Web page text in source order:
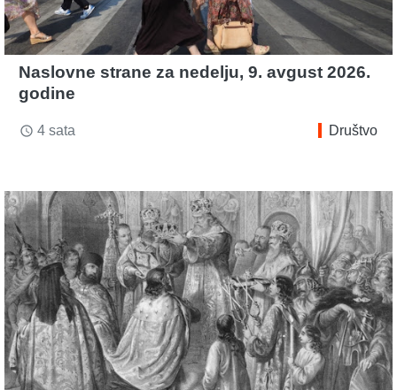
Naslovne strane za nedelju, 9. avgust 2026.
godine
access_time 4 sata Društvo